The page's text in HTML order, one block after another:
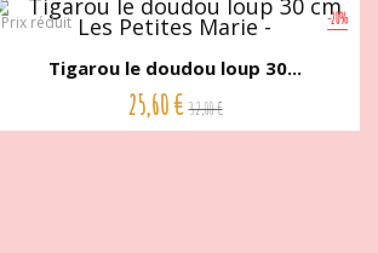
-20%
Prix réduit
Tigarou le doudou loup 30...
25,60 € 32,00 €